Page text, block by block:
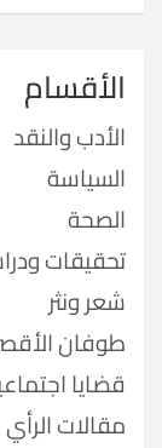
الأقسام
الأدب والنقد
السياسة
الصحة
تحقيقات
شعر ونثر
طوفان
قضايا
مقالات الرأي